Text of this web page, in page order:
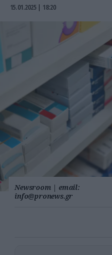
15.01.2025 | 18:20
Newsroom | email:
info@pronews.gr